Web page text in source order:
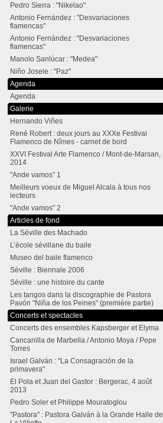
Pedro Sierra : "Nikelao"
Antonio Fernández : "Desvariaciones
flamencas"
Antonio Fernández : "Desvariaciones
flamencas"
Manolo Sanlúcar : "Medea"
Niño Josele : "Paz"
Agenda
Agenda
Galerie
Hernando Viñes
René Robert : deux jours au XXXe Festival
Flamenco de Nîmes - carnet de bord
XXVI Festival Arte Flamenco / Mont-de-Marsan,
2014
"Ande vamos" 1
Meilleurs voeux de Miguel Alcala à tous nos
lecteurs
"Ande vamos" 2
Articles de fond
La Séville des Machado
L’école sévillane du baile
Museo del baile flamenco
Séville : Biennale 2006
Séville : une histoire du cante
Les tangos dans la discographie de Pastora
Pavón "Niña de los Peines" (première partie)
Concerts et spectacles
Concerts des ensembles Kapsberger et Elyma
Cancanilla de Marbella / Antonio Moya / Pepe
Torres
Israel Galván : "La Consagración de la
primavera"
El Pola et Juan del Gastor : Bergerac, 4 août
2013
Pedro Soler et Philippe Mouratoglou
"Pastora" : Pastora Galván à la Grande Halle de